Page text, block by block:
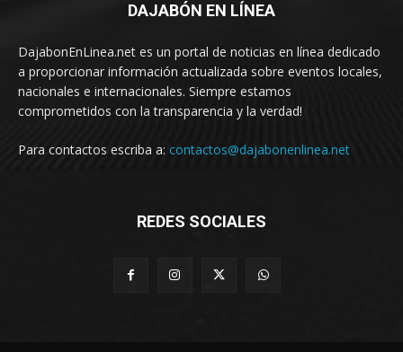
DAJABÓN EN LÍNEA
DajabonEnLinea.net es un portal de noticias en línea dedicado
a proporcionar información actualizada sobre eventos locales,
nacionales e internacionales. Siempre estamos
comprometidos con la transparencia y la verdad!
Para contactos escriba a: contactos@dajabonenlinea.net
REDES SOCIALES